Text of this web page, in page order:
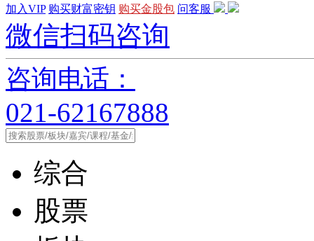
加入VIP 购买财富密钥 购买金股包 问客服
微信扫码咨询
咨询电话：
021-62167888
综合
股票